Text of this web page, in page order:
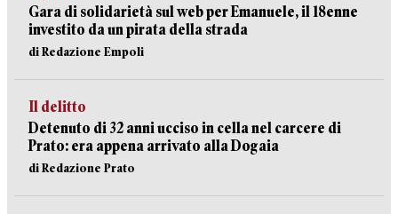
Gara di solidarietà sul web per Emanuele, il 18enne
investito da un pirata della strada
di Redazione Empoli
Il delitto
Detenuto di 32 anni ucciso in cella nel carcere di
Prato: era appena arrivato alla Dogaia
di Redazione Prato